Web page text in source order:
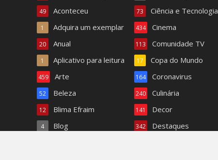
Aconteceu
49
Adquira um exemplar
1
Anual
20
Aplicativo para leitura
1
Arte
459
Beleza
52
Blima Efraim
12
Blog
4
Ciência e Tecnologia
73
Cinema
434
Comunidade TV
113
Copa do Mundo
17
Coronavirus
164
Culinária
240
Decor
141
Destaques
342